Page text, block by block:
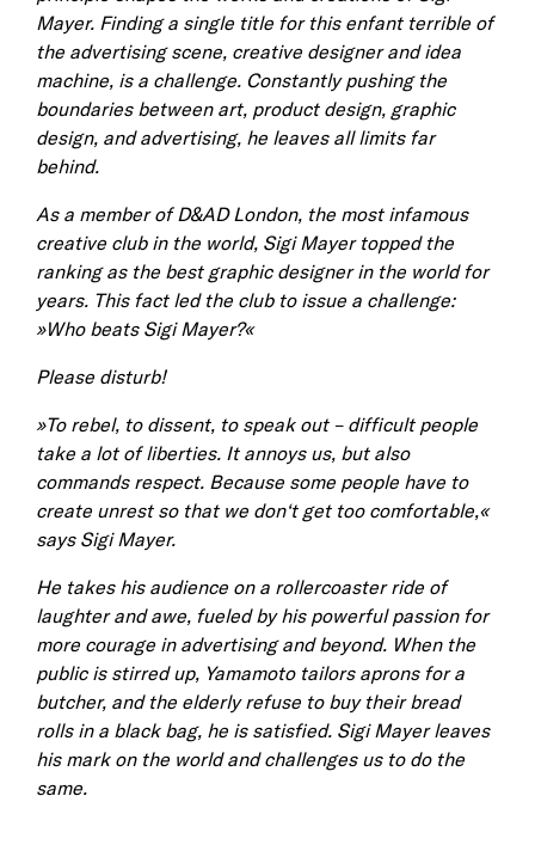
Mayer. Finding a single title for this enfant terrible of
the advertising scene, creative designer and idea
machine, is a challenge. Constantly pushing the
boundaries between art, product design, graphic
design, and advertising, he leaves all limits far
behind.
As a member of D&AD London, the most infamous
creative club in the world, Sigi Mayer topped the
ranking as the best graphic designer in the world for
years. This fact led the club to issue a challenge:
»Who beats Sigi Mayer?«
Please disturb!
»To rebel, to dissent, to speak out – difficult people
take a lot of liberties. It annoys us, but also
commands respect. Because some people have to
create unrest so that we don‘t get too comfortable,«
says Sigi Mayer.
He takes his audience on a rollercoaster ride of
laughter and awe, fueled by his powerful passion for
more courage in advertising and beyond. When the
public is stirred up, Yamamoto tailors aprons for a
butcher, and the elderly refuse to buy their bread
rolls in a black bag, he is satisfied. Sigi Mayer leaves
his mark on the world and challenges us to do the
same.